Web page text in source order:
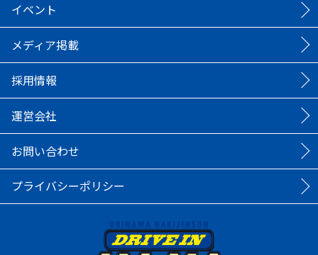
イベント
メディア掲載
採用情報
運営会社
お問い合わせ
プライバシーポリシー